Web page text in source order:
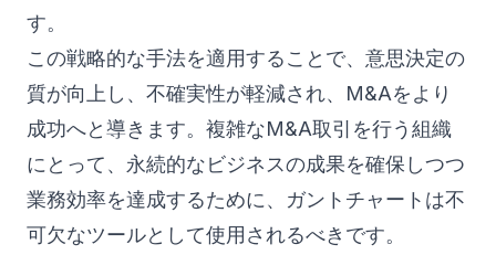
す。
この戦略的な手法を適用することで、意思決定の
質が向上し、不確実性が軽減され、M&Aをより
成功へと導きます。複雑なM&A取引を行う組織
にとって、永続的なビジネスの成果を確保しつつ
業務効率を達成するために、ガントチャートは不
可欠なツールとして使用されるべきです。